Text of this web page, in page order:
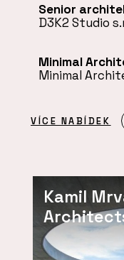
Senior
D3K2 Studio
Minimal
Minimal
VÍCE NABÍDEK
Kamil